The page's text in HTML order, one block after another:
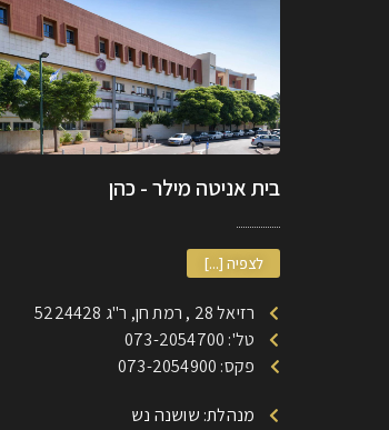
בית אניטה מילר - כהן
לצפיה [...]
רזיאל 28 , רמת חן, ר"ג 5224428
טל': 073-2054700
פקס: 073-2054900
מנהלת: שושנה נש